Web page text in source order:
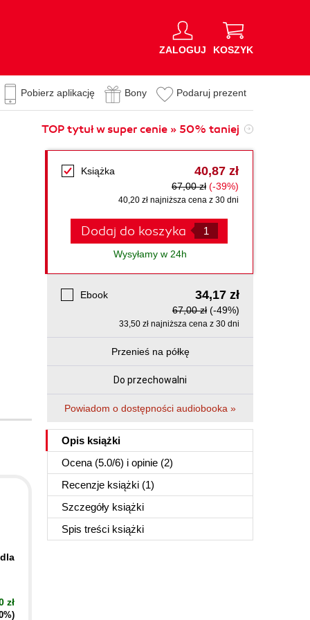
ZALOGUJ KOSZYK
Pobierz aplikację Bony Podaruj prezent
TOP tytuł w super cenie » 50% taniej
Książka 40,87 zł
67,00 zł (-39%)
40,20 zł najniższa cena z 30 dni
Dodaj do koszyka
Wysyłamy w 24h
Ebook 34,17 zł
67,00 zł (-49%)
33,50 zł najniższa cena z 30 dni
Przenieś na półkę
Do przechowalni
Powiadom o dostępności audiobooka »
Opis książki
Ocena (5.0/6) i opinie (2)
Recenzje książki (1)
Szczegóły książki
Spis treści książki
zł